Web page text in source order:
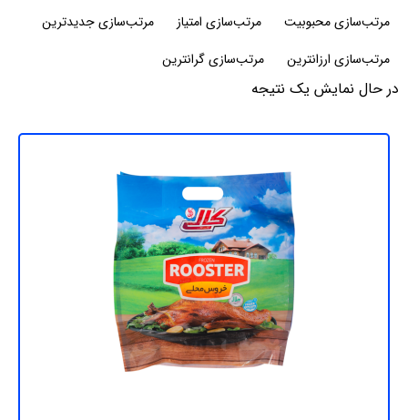
در حال نمایش یک نتیجه
مرتب‌سازی محبوبیت
مرتب‌سازی امتیاز
مرتب‌سازی جدیدترین
مرتب‌سازی ارزانترین
مرتب‌سازی گرانترین